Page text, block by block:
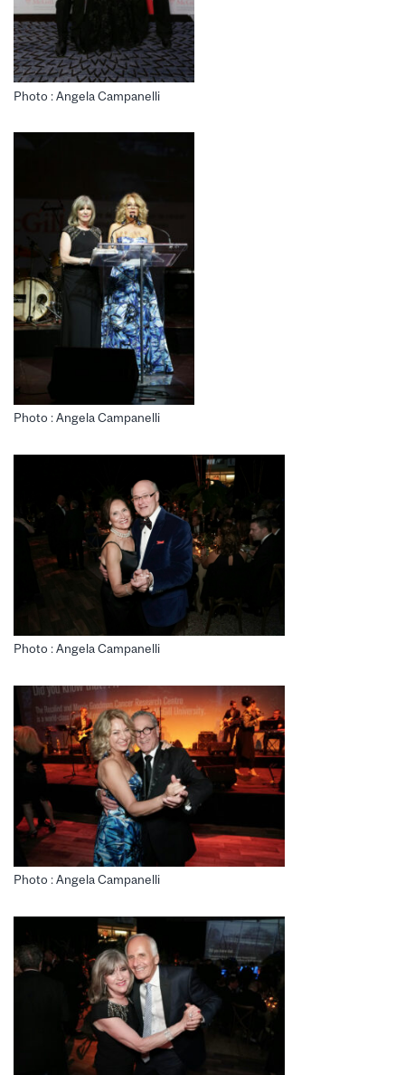
Photo : Angela Campanelli
Photo : Angela Campanelli
Photo : Angela Campanelli
Photo : Angela Campanelli